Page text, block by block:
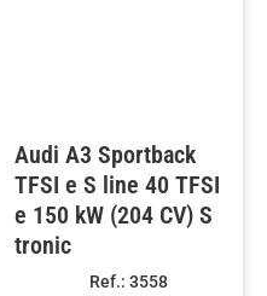
Audi A3 Sportback
TFSI e S line 40 TFSI
e 150 kW (204 CV) S
tronic
Ref.: 3558